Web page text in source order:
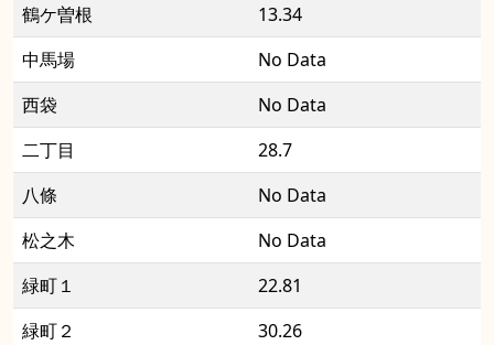
鶴ケ曽根
13.34
中馬場
No Data
西袋
No Data
二丁目
28.7
八條
No Data
松之木
No Data
緑町１
22.81
緑町２
30.26